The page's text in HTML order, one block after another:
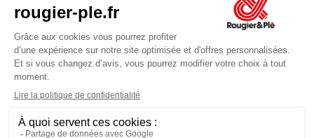
Rougier et Plé 2024 Copyright
Mentions légales
Conditions générales des ventes